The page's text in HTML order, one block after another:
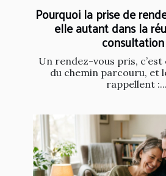
Pourquoi la prise de
elle autant dans la
Un rendez-vous pris,
du chemin parcouru, et
rappellent :...